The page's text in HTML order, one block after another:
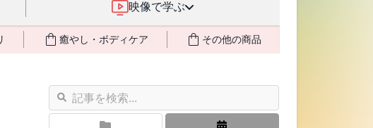
映像で学ぶ
癒やし・ボディケア その他の商品